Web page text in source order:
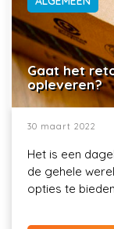
Gaat het
opleveren?
30 maart 2022
Het is een
de gehele
opties te